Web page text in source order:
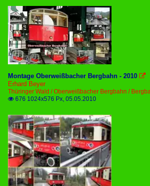
Montage Oberweißbacher Bergbahn - 2010 
Erhard Beyer
Thüringer Wald / Oberweißbacher Bergbahn /
 676 1024x576 Px, 05.05.2010